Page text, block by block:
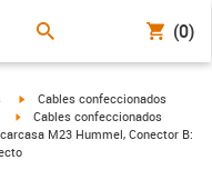
(0)
igus-icon-arrow-right
Cables confeccionados
igus-icon-arrow-right
Cables confeccionados
M23 Hummel, Conector B: